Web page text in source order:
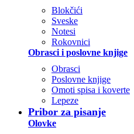
Blokčići
Sveske
Notesi
Rokovnici
Obrasci i poslovne knjige
Obrasci
Poslovne knjige
Omoti spisa i koverte
Lepeze
Pribor za pisanje
Olovke